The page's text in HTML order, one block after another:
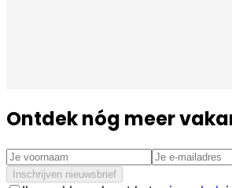
Ontdek nóg meer
Inschrijven nieuwsbrief